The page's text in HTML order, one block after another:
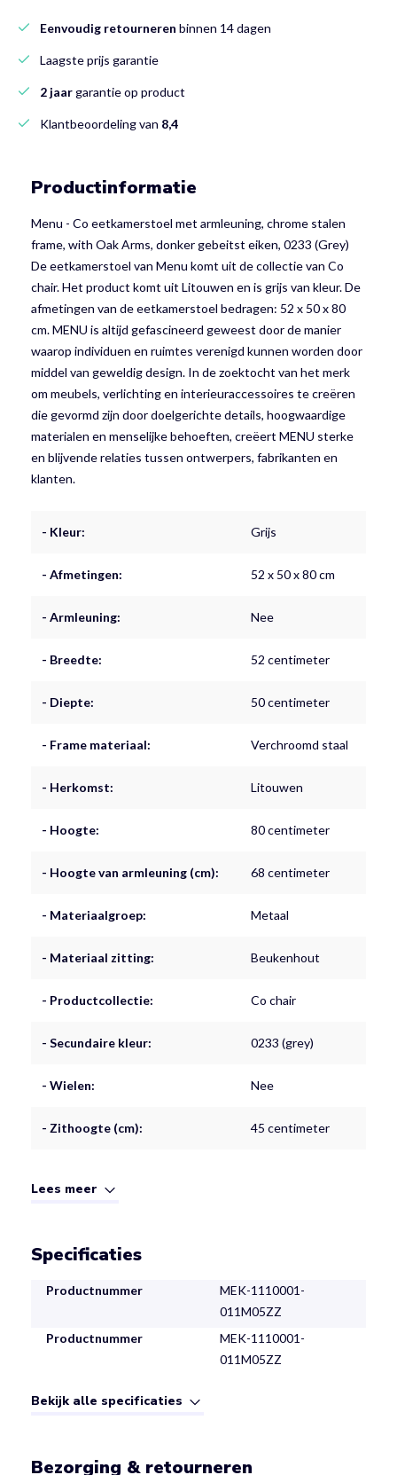
Eenvoudig retourneren binnen 14 dagen
Laagste prijs garantie
2 jaargarantie op product
Klantbeoordeling van 8,4
Productinformatie
Menu - Co eetkamerstoel met armleuning, chrome stalen
frame, with Oak Arms, donker gebeitst eiken, 0233 (Grey)
De eetkamerstoel van Menu komt uit de collectie van Co
chair. Het product komt uit Litouwen en is grijs van kleur. De
afmetingen van de eetkamerstoel bedragen: 52 x 50 x 80
cm. MENU is altijd gefascineerd geweest door de manier
waarop individuen en ruimtes verenigd kunnen worden door
middel van geweldig design. In de zoektocht van het merk
om meubels, verlichting en interieuraccessoires te creëren
die gevormd zijn door doelgerichte details, hoogwaardige
materialen en menselijke behoeften, creëert MENU sterke
en blijvende relaties tussen ontwerpers, fabrikanten en
klanten.
- Kleur: Grijs
- Afmetingen: 52 x 50 x 80 cm
- Armleuning: Nee
- Breedte: 52 centimeter
- Diepte: 50 centimeter
- Frame materiaal: Verchroomd staal
- Herkomst: Litouwen
- Hoogte: 80 centimeter
- Hoogte van armleuning (cm): 68 centimeter
- Materiaalgroep: Metaal
- Materiaal zitting: Beukenhout
- Productcollectie: Co chair
- Secundaire kleur: 0233 (grey)
- Wielen: Nee
- Zithoogte (cm): 45 centimeter
Lees meer
Specificaties
Productnummer
MEK-1110001-
011M05ZZ
Productnummer
MEK-1110001-
011M05ZZ
Bekijk alle specificaties
Bezorging & retourneren